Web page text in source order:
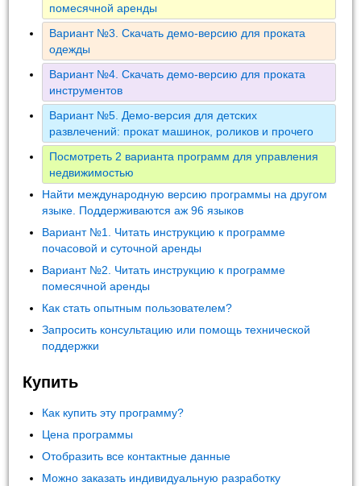
помесячной аренды
Вариант №3. Скачать демо-версию для проката
одежды
Вариант №4. Скачать демо-версию для проката
инструментов
Вариант №5. Демо-версия для детских
развлечений: прокат машинок, роликов и прочего
Посмотреть 2 варианта программ для управления
недвижимостью
Найти международную версию программы на другом
языке. Поддерживаются аж 96 языков
Вариант №1. Читать инструкцию к программе
почасовой и суточной аренды
Вариант №2. Читать инструкцию к программе
помесячной аренды
Как стать опытным пользователем?
Запросить консультацию или помощь технической
поддержки
Купить
Как купить эту программу?
Цена программы
Отобразить все контактные данные
Можно заказать индивидуальную разработку